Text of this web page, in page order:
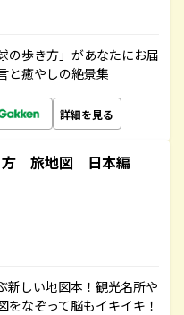
の歩き方」があなたにお届
と癒やしの絶景集
詳細を見る
方 旅地図 日本編
新しい地図本！観光名所や
なぞって脳もイキイキ！